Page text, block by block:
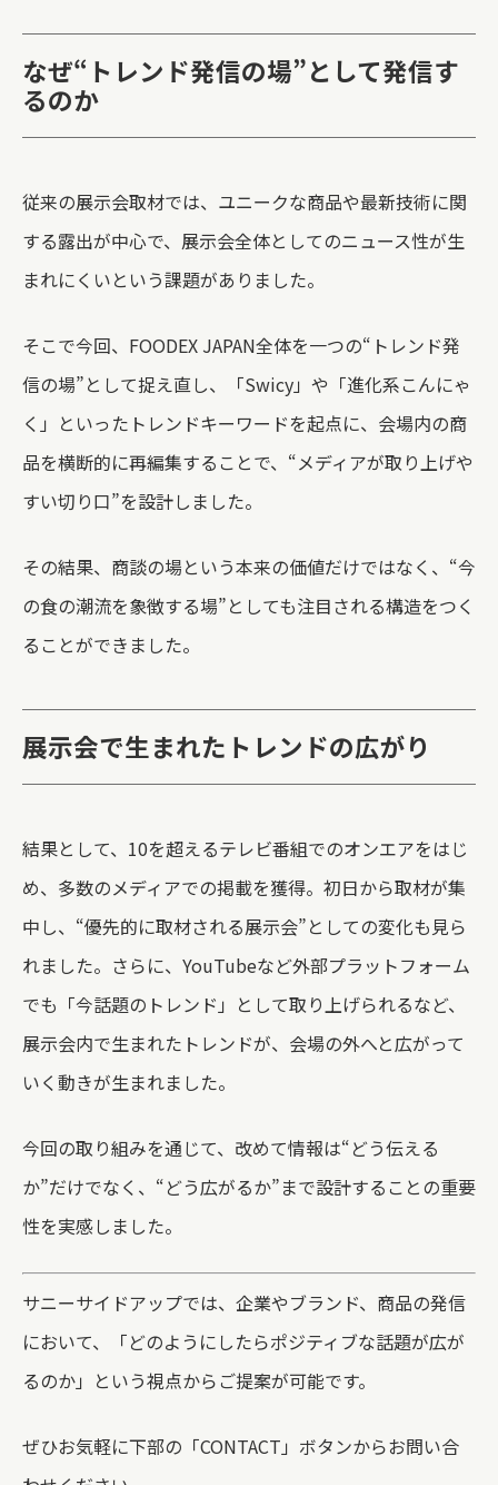
なぜ“トレンド発信の場”として発信す
るのか
従来の展示会取材では、ユニークな商品や最新技術に関
する露出が中心で、展示会全体としてのニュース性が生
まれにくいという課題がありました。
そこで今回、FOODEX JAPAN全体を一つの“トレンド発
信の場”として捉え直し、「Swicy」や「進化系こんにゃ
く」といったトレンドキーワードを起点に、会場内の商
品を横断的に再編集することで、“メディアが取り上げや
すい切り口”を設計しました。
その結果、商談の場という本来の価値だけではなく、“今
の食の潮流を象徴する場”としても注目される構造をつく
ることができました。
展示会で生まれたトレンドの広がり
結果として、10を超えるテレビ番組でのオンエアをはじ
め、多数のメディアでの掲載を獲得。初日から取材が集
中し、“優先的に取材される展示会”としての変化も見ら
れました。 さらに、YouTubeなど外部プラットフォーム
でも「今話題のトレンド」として取り上げられるなど、
展示会内で生まれたトレンドが、会場の外へと広がって
いく動きが生まれました。
今回の取り組みを通じて、改めて情報は“どう伝える
か”だけでなく、“どう広がるか”まで設計することの重要
性を実感しました。
サニーサイドアップでは、企業やブランド、商品の発信
において、「どのようにしたらポジティブな話題が広が
るのか」という視点からご提案が可能です。
ぜひお気軽に下部の「CONTACT」ボタンからお問い合